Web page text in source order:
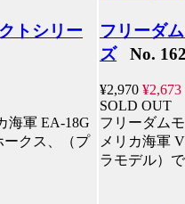
トシリー
海軍 EA-18G
ークス、（プ
フリーダ
ズNo.
¥2,970 ¥2,673
SOLD OUT
フリーダム
メリカ海軍
ラモデル）